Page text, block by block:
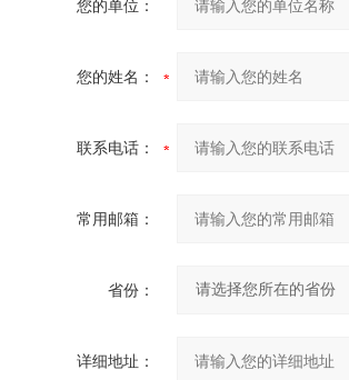
您的单位：
您的姓名：
联系电话：
常用邮箱：
省份：
详细地址：